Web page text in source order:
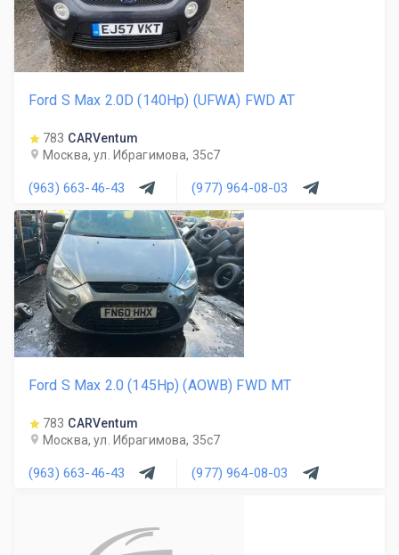
Ford S Max 2.0D (140Hp) (UFWA) FWD AT
783 CARVentum
Москва, ул. Ибрагимова, 35с7
(963) 663-46-43 (977) 964-08-03
Ford S Max 2.0 (145Hp) (AOWB) FWD MT
783 CARVentum
Москва, ул. Ибрагимова, 35с7
(963) 663-46-43 (977) 964-08-03